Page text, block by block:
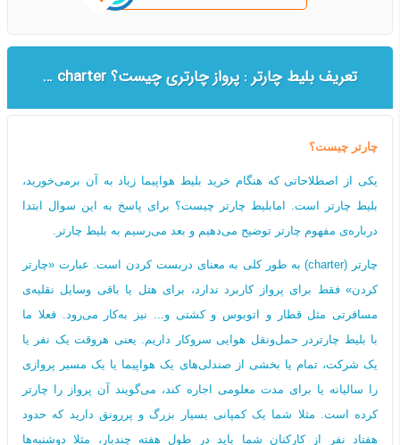
تعریف بلیط چارتر : پرواز چارتری چیست؟ Full charter | seat charter
چارتر چیست؟
یکی از اصطلاحاتی که هنگام خرید بلیط هواپیما زیاد به آن برمی‌خورید،
بلیط چارتر است. امابلیط چارتر چیست؟ برای پاسخ به این سوال ابتدا
درباره‌ی مفهوم چارتر توضیح می‌دهیم و بعد می‌رسیم به بلیط چارتر.
چارتر (charter) به طور کلی به معنای دربست کردن است. عبارت «چارتر
کردن» فقط برای پرواز کاربرد ندارد، برای هتل یا باقی وسایل نقلیه‌ی
مسافرتی مثل قطار و اتوبوس و کشتی و... نیز به‌کار می‌رود. فعلا ما
با بلیط چارتردر حمل‌ونقل هوایی سروکار داریم. یعنی هروقت یک نفر یا
یک شرکت، تمام یا بخشی از صندلی‌های یک هواپیما یا یک مسیر پروازی
را سالیانه یا برای مدت معلومی اجاره کند، می‌گویند آن پرواز را چارتر
کرده است. مثلا شما یک کمپانی بسیار بزرگ و پررونق دارید که حدود
هفتاد نفر از کارکنان شما باید در طول هفته چندبار، مثلا دوشنبه‌ها